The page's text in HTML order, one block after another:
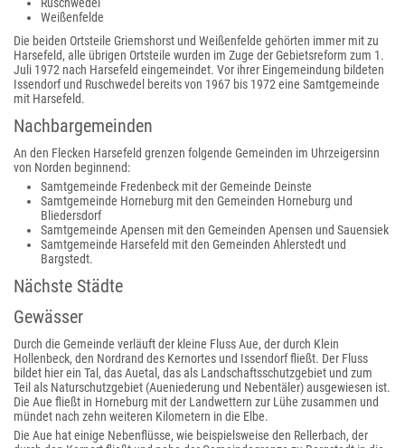
Weißenfelde
Die beiden Ortsteile Griemshorst und Weißenfelde gehörten immer mit zu
Harsefeld, alle übrigen Ortsteile wurden im Zuge der Gebietsreform zum 1.
Juli 1972 nach Harsefeld eingemeindet. Vor ihrer Eingemeindung bildeten
Issendorf und Ruschwedel bereits von 1967 bis 1972 eine Samtgemeinde
mit Harsefeld.
Nachbargemeinden
An den Flecken Harsefeld grenzen folgende Gemeinden im Uhrzeigersinn
von Norden beginnend:
Samtgemeinde Fredenbeck mit der Gemeinde Deinste
Samtgemeinde Horneburg mit den Gemeinden Horneburg und
Bliedersdorf
Samtgemeinde Apensen mit den Gemeinden Apensen und Sauensiek
Samtgemeinde Harsefeld mit den Gemeinden Ahlerstedt und
Bargstedt.
Nächste Städte
Gewässer
Durch die Gemeinde verläuft der kleine Fluss Aue, der durch Klein
Hollenbeck, den Nordrand des Kernortes und Issendorf fließt. Der Fluss
bildet hier ein Tal, das Auetal, das als Landschaftsschutzgebiet und zum
Teil als Naturschutzgebiet (Aueniederung und Nebentäler) ausgewiesen ist.
Die Aue fließt in Horneburg mit der Landwettern zur Lühe zusammen und
mündet nach zehn weiteren Kilometern in die Elbe.
Die Aue hat einige Nebenflüsse, wie beispielsweise den Rellerbach, der